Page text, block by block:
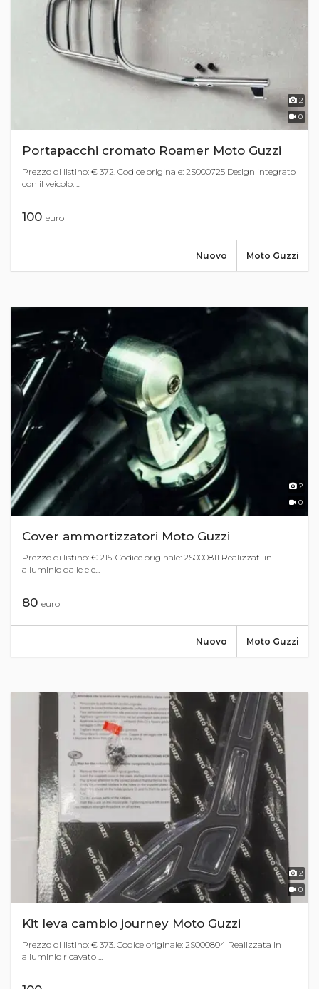
2
0
Portapacchi cromato Roamer Moto Guzzi
Prezzo di listino: € 372. Codice originale: 2S000725 Design integrato
con il veicolo. ...
100 euro
Moto Guzzi
Nuovo
2
0
Cover ammortizzatori Moto Guzzi
Prezzo di listino: € 215. Codice originale: 2S000811 Realizzati in
alluminio dalle ele...
80 euro
Moto Guzzi
Nuovo
2
0
Kit leva cambio journey Moto Guzzi
Prezzo di listino: € 373. Codice originale: 2S000804 Realizzata in
alluminio ricavato ...